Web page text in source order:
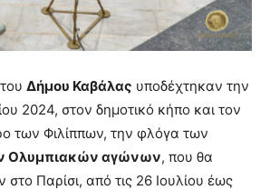
Δήμου Καβάλας υποδέχτηκαν την
2024, στον δημοτικό κήπο και τον
των Φιλίππων, την φλόγα των
Ολυμπιακών αγώνων, που θα
Παρίσι, από τις 26 Ιουλίου έως